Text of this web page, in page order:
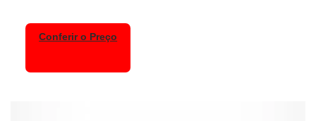
Conferir o Preço